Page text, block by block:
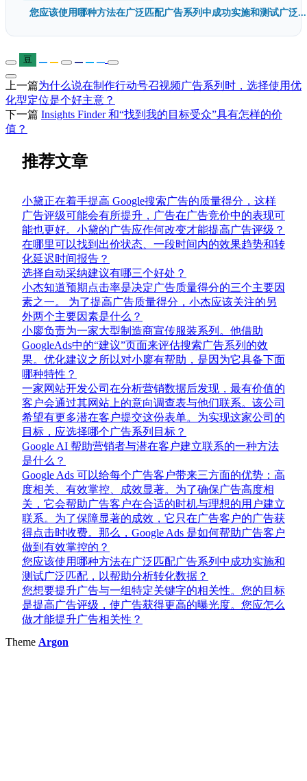
您应该使用哪种方法在广泛匹配广告系列中成功实施和测试广泛
豆
上一篇为什么说在制作行动号召视频广告系列时，选择使用优
化型定位是个好主意？
下一篇 Insights Finder 和“找到我的目标受众”具有怎样的价
值？
推荐文章
小黛正在着手提高 Google搜索广告的质量得分，这样
广告评级可能会有所提升，广告在广告竞价中的表现可
能也更好。小黛的广告应作何改变才能提高广告评级？
在哪里可以找到出价状态、一段时间内的效果趋势和转
化延迟时间报告？
选择自动采纳建议有哪三个好处？
小杰知道预期点击率是决定广告质量得分的三个主要因
素之一。 为了提高广告质量得分，小杰应该关注的另
外两个主要因素是什么？
小廖负责为一家大型制造商宣传服装系列。他借助
GoogleAds中的“建议”页面来评估搜索广告系列的效
果。优化建议之所以对小廖有帮助，是因为它具备下面
哪种特性？
一家网站开发公司在分析营销数据后发现，最有价值的
客户会通过其网站上的意向调查表与他们联系。该公司
希望有更多潜在客户提交这份表单。为实现这家公司的
目标，应选择哪个广告系列目标？
Google AI 帮助营销者与潜在客户建立联系的一种方法
是什么？
Google Ads 可以给每个广告客户带来三方面的优势：高
度相关、有效掌控、成效显著。为了确保广告高度相
关，它会帮助广告客户在合适的时机与理想的用户建立
联系。为了保障显著的成效，它只在广告客户的广告获
得点击时收费。那么，Google Ads 是如何帮助广告客户
做到有效掌控的？
您应该使用哪种方法在广泛匹配广告系列中成功实施和
测试广泛匹配，以帮助分析转化数据？
您想要提升广告与一组特定关键字的相关性。您的目标
是提高广告评级，使广告获得更高的曝光度。您应怎么
做才能提升广告相关性？
Theme Argon